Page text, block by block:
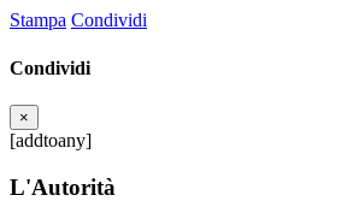
Stampa Condividi
Condividi
×
[addtoany]
L'Autorità